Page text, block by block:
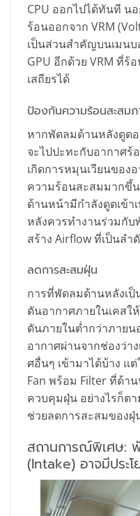
CPU ออกไปได้ทันที น
ร้อนออกจาก VRM
เป็นส่วนสำคัญบนเมนบ
GPU อีกด้วย VRM ที่ร้
เสถียรได้
ป้องกันความร้อนสะสมภ
หากพัดลมด้านหลังดูดอ
จะไปปะทะกับอากาศร้
เกิดการหมุนเวียนของ
ความร้อนสะสมมากขึ้
ด้านหน้ามีกำลังดูดเข้า
หลังควรทำงานร่วมกั
สร้าง Airflow ที่เป็นลำ
ลดการสะสมฝุ่น
การที่พัดลมด้านหลังเป็
ดันอากาศภายในเคสใ
ดันภายในต่ำกว่าภายน
อากาศผ่านจากช่องว่า
ศอื่นๆ เข้ามาได้บ้าง แ
Fan พร้อม Filter ที่ด้า
ควบคุมฝุ่น อย่างไรก็ต
ช่วยลดการสะสมของฝุ่
สถานการณ์พิเศษ:
(Intake) อาจมีประโ